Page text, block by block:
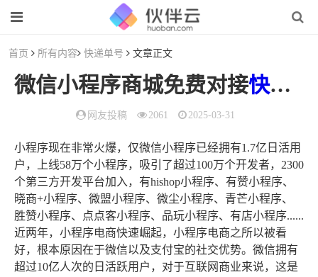
首页 所有内容 快递单号 文章正文
微信小程序商城免费对接快递单号
网友投稿 2061 2025-03-31
小程序现在非常火爆，仅微信小程序已经拥有1.7亿日活用
户，上线58万个小程序，吸引了超过100万个开发者，2300
个第三方开发平台加入，有hishop小程序、有赞小程序、
晓商+小程序、微盟小程序、微尘小程序、青芒小程序、
胜赞小程序、点点客小程序、品玩小程序、有店小程序......
近两年，小程序电商快速崛起，小程序电商之所以被看
好，根本原因在于微信以及支付宝的社交优势。微信拥有
超过10亿人次的日活跃用户，对于互联网商业来说，这是